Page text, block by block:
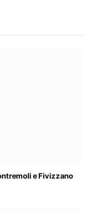
e Fivizzano